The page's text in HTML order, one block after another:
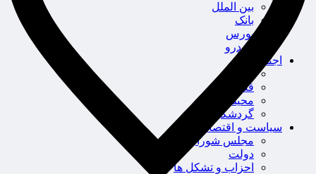
بین الملل
بانک
بورس
خودرو
اجتماعی
سلامت
قضایی
محیط زیست
گردشگری
سیاست و اقتصاد
مجلس شورای اسلامی
دولت
احزاب و تشکل ها